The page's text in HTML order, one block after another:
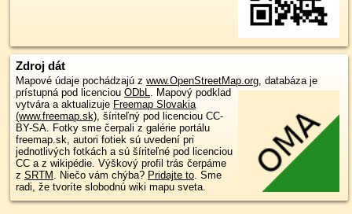
Zdroj dát
Mapové údaje pochádzajú z www.OpenStreetMap.org, databáza je
prístupná pod licenciou ODbL. Mapový podklad
vytvára a aktualizuje Freemap Slovakia
(www.freemap.sk), šíriteľný pod licenciou CC-
BY-SA. Fotky sme čerpali z galérie portálu
freemap.sk, autori fotiek sú uvedení pri
jednotlivých fotkách a sú šíriteľné pod licenciou
CC a z wikipédie. Výškový profil trás čerpáme
z SRTM . Niečo vám chýba? Pridajte to. Sme
radi, že tvoríte slobodnú wiki mapu sveta.